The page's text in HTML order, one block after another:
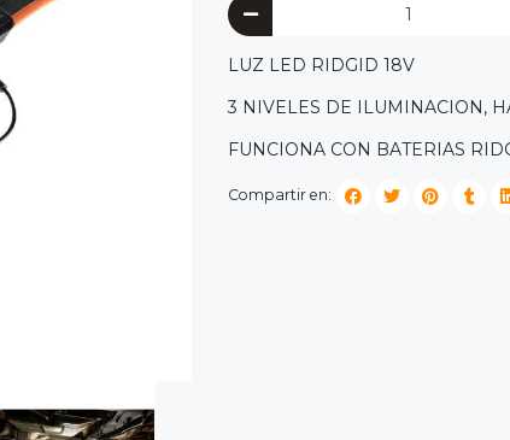
LUZ LED RIDGID 18V
3 NIVELES DE ILUMINACION,
FUNCIONA CON BATERIAS
Compartir en: